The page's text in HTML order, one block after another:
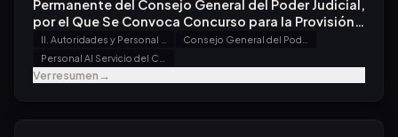
Permanente del Consejo General del Poder Judicial,
por el Que Se Convoca Concurso para la Provisión
de Puesto de Trabajo en el Servicio del Promotor de
la Acción Disciplinaria.
Ver resumen→